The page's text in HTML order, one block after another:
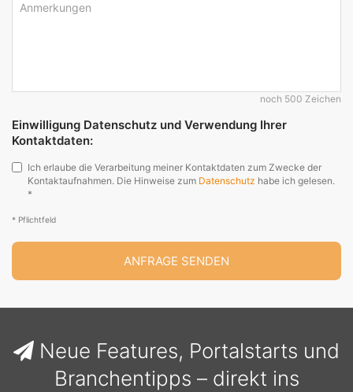
Anmerkungen
noch 500 Zeichen
Einwilligung Datenschutz und Verwendung Ihrer
Kontaktdaten:
Ich erlaube die Verarbeitung meiner Kontaktdaten zum Zwecke der
Kontaktaufnahmen. Die Hinweise zum Datenschutz habe ich gelesen.
*
* Pflichtfeld
ANFRAGE SENDEN
Neue Features, Portalstarts und
Branchentipps – direkt ins